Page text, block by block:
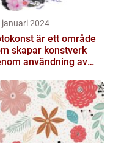
januari 2024
är ett område
skapar konstverk
användning av